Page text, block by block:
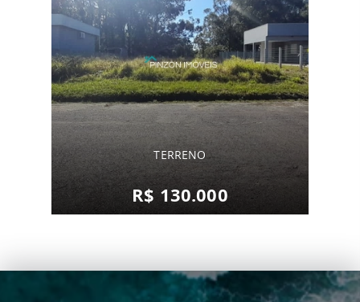
TERRENO
R$ 130.000